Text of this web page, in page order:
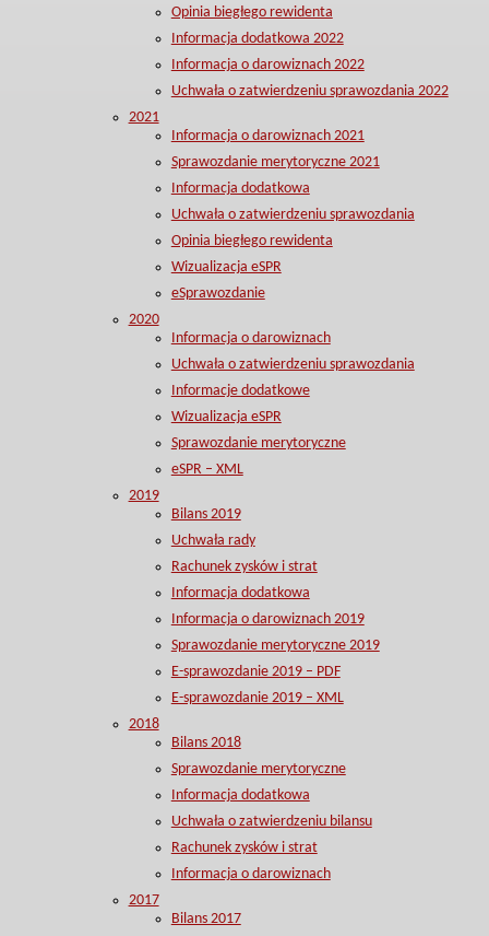
Opinia biegłego rewidenta
Informacja dodatkowa 2022
Informacja o darowiznach 2022
Uchwała o zatwierdzeniu sprawozdania 2022
2021
Informacja o darowiznach 2021
Sprawozdanie merytoryczne 2021
Informacja dodatkowa
Uchwała o zatwierdzeniu sprawozdania
Opinia biegłego rewidenta
Wizualizacja eSPR
eSprawozdanie
2020
Informacja o darowiznach
Uchwała o zatwierdzeniu sprawozdania
Informacje dodatkowe
Wizualizacja eSPR
Sprawozdanie merytoryczne
eSPR – XML
2019
Bilans 2019
Uchwała rady
Rachunek zysków i strat
Informacja dodatkowa
Informacja o darowiznach 2019
Sprawozdanie merytoryczne 2019
E-sprawozdanie 2019 – PDF
E-sprawozdanie 2019 – XML
2018
Bilans 2018
Sprawozdanie merytoryczne
Informacja dodatkowa
Uchwała o zatwierdzeniu bilansu
Rachunek zysków i strat
Informacja o darowiznach
2017
Bilans 2017